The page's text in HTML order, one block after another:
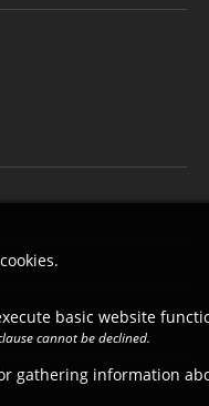
basic website
cannot be declined.
gathering information